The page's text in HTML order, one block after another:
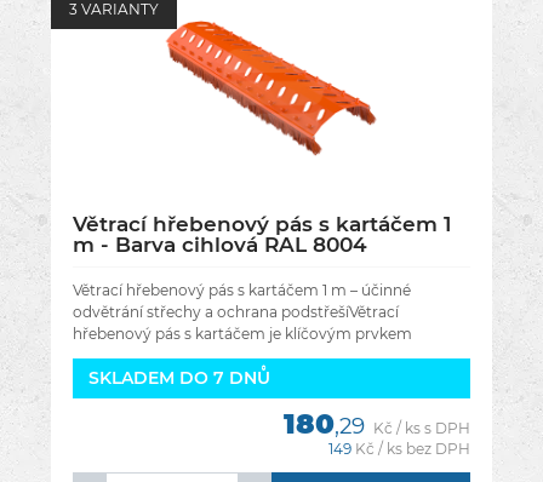
3 VARIANTY
Větrací hřebenový pás s kartáčem 1
m - Barva cihlová RAL 8004
Větrací hřebenový pás s kartáčem 1 m – účinné
odvětrání střechy a ochrana podstřešíVětrací
hřebenový pás s kartáčem je klíčovým prvkem
správné ventilace šikmé
SKLADEM DO 7 DNŮ
180,29 Kč / ks s DPH
149 Kč / ks bez DPH